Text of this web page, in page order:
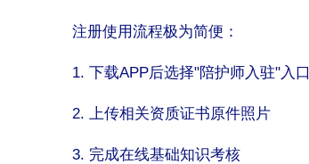
注册使用流程极为简便：
1. 下载APP后选择"陪护师入驻"入口
2. 上传相关资质证书原件照片
3. 完成在线基础知识考核